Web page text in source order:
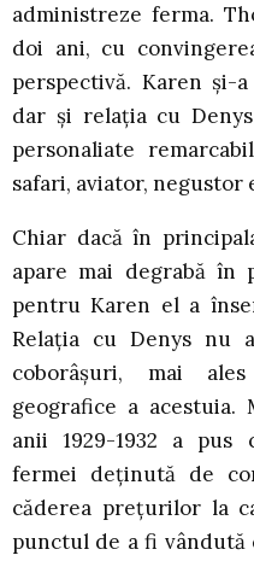
administreze ferma.
doi ani, cu
perspectivă. Karen şi-
dar şi relaţia cu
personaliate
safari, aviator, negustor
Chiar dacă în
apare mai degrabă în
pentru Karen el a
Relaţia cu Denys nu
coborâşuri, mai
geografice a acestuia.
anii 1929-1932 a pus
fermei deţinută de
căderea preţurilor la
punctul de a fi